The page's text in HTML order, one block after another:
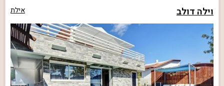
וילה דולב אילת